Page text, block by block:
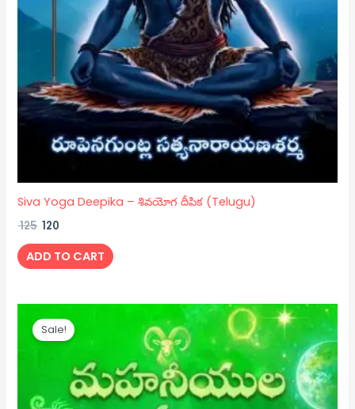
Siva Yoga Deepika – శివయోగ దీపిక (Telugu)
125 120
ADD TO CART
Sale!
price
was:
price
is: